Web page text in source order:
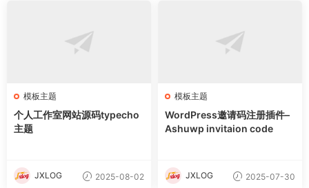
模板主题
个人工作室网站源码typecho
主题
JXLOG 2025-08-02
模板主题
WordPress邀请码注册插件–
Ashuwp invitaion code
JXLOG 2025-07-30